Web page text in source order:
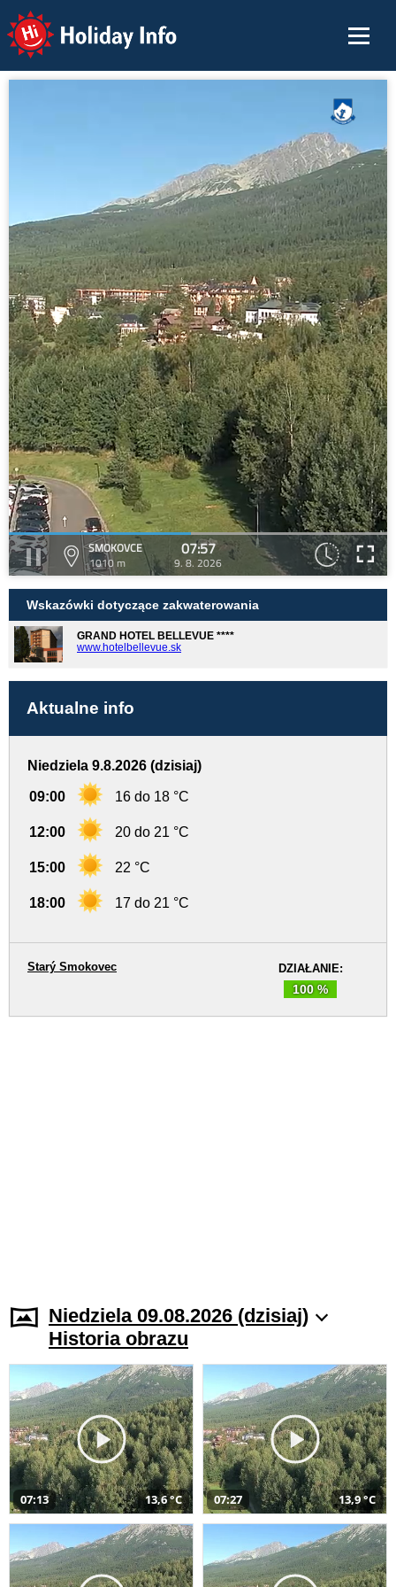
Holiday Info
SMOKOVCE
1010 m
07:57
9. 8. 2026
Wskazówki dotyczące zakwaterowania
GRAND HOTEL BELLEVUE ****
www.hotelbellevue.sk
Aktualne info
Niedziela 9.8.2026 (dzisiaj)
09:00 16 do 18 °C
12:00 20 do 21 °C
15:00 22 °C
18:00 17 do 21 °C
DZIAŁANIE:
100 %
Starý Smokovec
Niedziela 09.08.2026 (dzisiaj)
Historia obrazu
07:13 13,6 °C 07:27 13,9 °C